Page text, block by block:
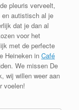
pleuris verveelt,
en autistisch al je
dat je dan al
voor het
met de perfecte
Heineken in Café
We missen De
wij willen weer aan
voelen!